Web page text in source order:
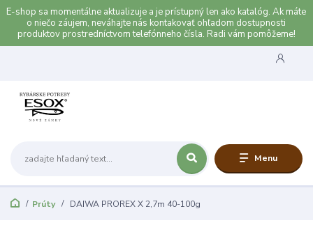
E-shop sa momentálne aktualizuje a je prístupný len ako katalóg. Ak máte
o niečo záujem, neváhajte nás kontakovať ohľadom dostupnosti
produktov prostredníctvom telefónneho čísla. Radi vám pomôžeme!
Menu
Prúty DAIWA PROREX X 2,7m 40-100g